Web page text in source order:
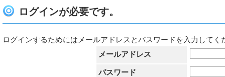
ログインが必要です。
ログインするためにはメールアドレスとパスワードを入力してく
メールアドレス
パスワード